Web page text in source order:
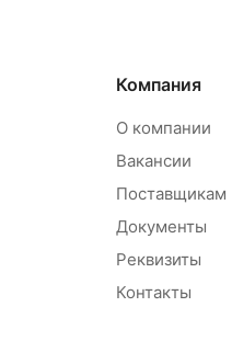
Компания
О компании
Вакансии
Поставщикам
Документы
Реквизиты
Контакты